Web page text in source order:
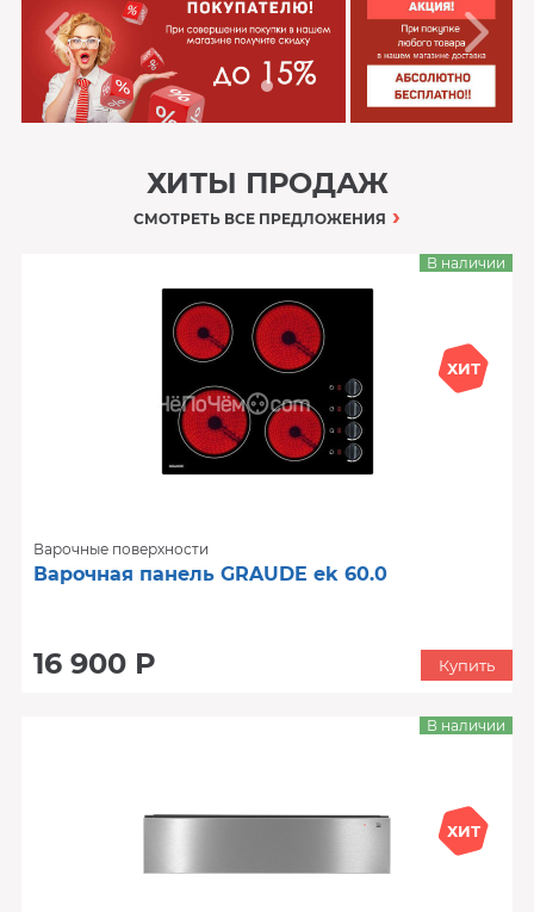
ХИТЫ ПРОДАЖ
СМОТРЕТЬ ВСЕ ПРЕДЛОЖЕНИЯ
ХИТ
Варочные поверхности
Варочная панель GRAUDE ek 60.0
16 900 Р
В наличии
Купить
ХИТ
В наличии